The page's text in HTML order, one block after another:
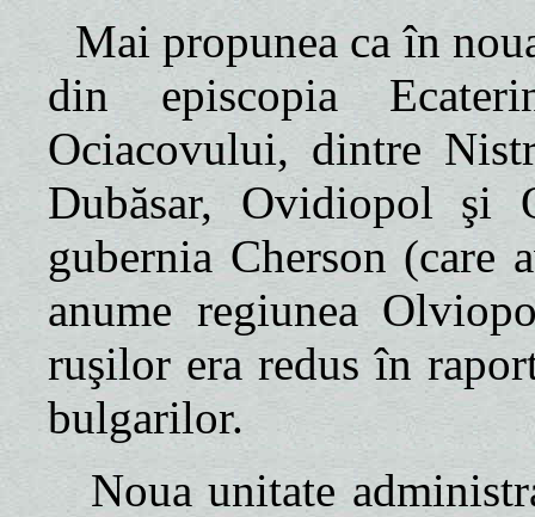
Mai propunea ca în
din episcopia
Ociacovului, dintre
Dubăsar, Ovidiopol şi
gubernia Cherson (care
anume regiunea
ruşilor era redus în
bulgarilor.
Noua unitate